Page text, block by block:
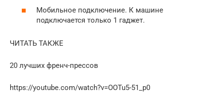
Мобильное подключение. К машине
подключается только 1 гаджет.
ЧИТАТЬ ТАКЖЕ
20 лучших френч-прессов
https://youtube.com/watch?v=OOTu5-51_p0